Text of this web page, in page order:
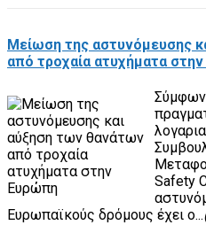
Μείωση της αστυνόμευσης
από τροχαία ατυχήματα
Safety
Ευρωπαϊκούς δρόμους έχει ο...